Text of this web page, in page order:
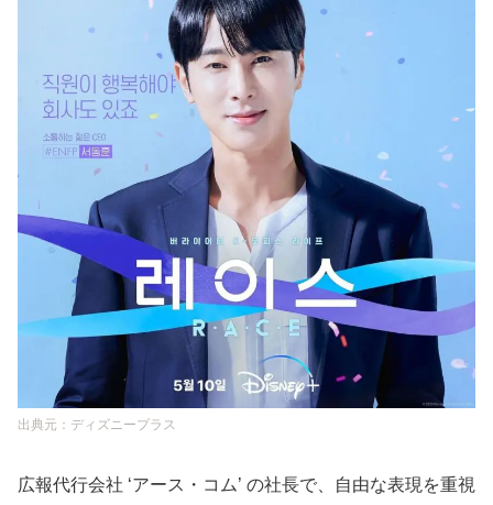
出典元：ディズニープラス
広報代行会社 ‘アース・コム’ の社長で、自由な表現を重視